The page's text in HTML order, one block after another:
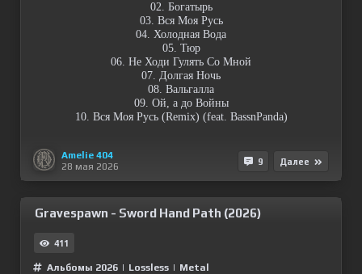
02. Богатырь
03. Вся Моя Русь
04. Холодная Вода
05. Тюр
06. Не Ходи Гулять Со Мной
07. Долгая Ночь
08. Вальгалла
09. Ой, а до Войны
10. Вся Моя Русь (Remix) (feat. BassnPanda)
Amelie 404
28 мая 2026
9 Далее
Gravespawn - Sword Hand Path (2026)
411
Альбомы 2026 | Lossless | Metal